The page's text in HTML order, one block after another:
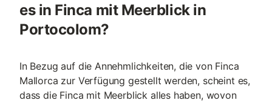
es in Finca mit Meerblick in
Portocolom?
In Bezug auf die Annehmlichkeiten, die von Finca
Mallorca zur Verfügung gestellt werden, scheint es,
dass die Finca mit Meerblick alles haben, wovon